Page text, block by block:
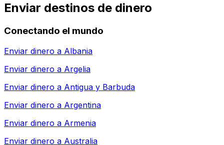
Enviar destinos de dinero
Conectando el mundo
Enviar dinero a Albania
Enviar dinero a Argelia
Enviar dinero a Antigua y Barbuda
Enviar dinero a Argentina
Enviar dinero a Armenia
Enviar dinero a Australia